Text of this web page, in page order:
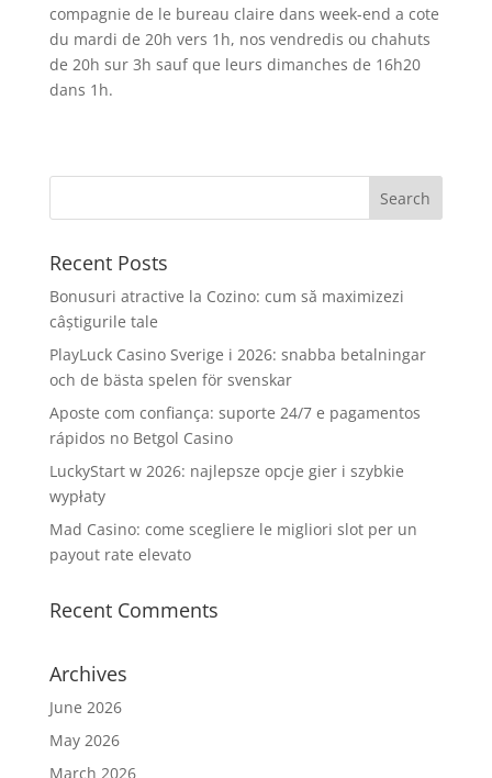
compagnie de le bureau claire dans week-end a cote
du mardi de 20h vers 1h, nos vendredis ou chahuts
de 20h sur 3h sauf que leurs dimanches de 16h20
dans 1h.
Recent Posts
Bonusuri atractive la Cozino: cum să maximizezi
câștigurile tale
PlayLuck Casino Sverige i 2026: snabba betalningar
och de bästa spelen för svenskar
Aposte com confiança: suporte 24/7 e pagamentos
rápidos no Betgol Casino
LuckyStart w 2026: najlepsze opcje gier i szybkie
wypłaty
Mad Casino: come scegliere le migliori slot per un
payout rate elevato
Recent Comments
Archives
June 2026
May 2026
March 2026